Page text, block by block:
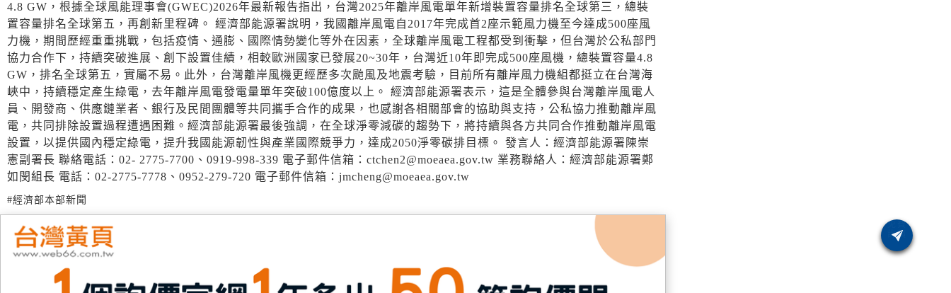
4.8 GW，根據全球風能理事會(GWEC)2026年最新報告指出，台灣2025年離岸風電單年新增裝置容量排名全球第三，總裝
置容量排名全球第五，再創新里程碑。 經濟部能源署說明，我國離岸風電自2017年完成首2座示範風力機至今達成500座風
力機，期間歷經重重挑戰，包括疫情、通膨、國際情勢變化等外在因素，全球離岸風電工程都受到衝擊，但台灣於公私部門
協力合作下，持續突破進展、創下設置佳績，相較歐洲國家已發展20~30年，台灣近10年即完成500座風機，總裝置容量4.8
GW，排名全球第五，實屬不易。此外，台灣離岸風機更經歷多次颱風及地震考驗，目前所有離岸風力機組都挺立在台灣海
峽中，持續穩定產生綠電，去年離岸風電發電量單年突破100億度以上。 經濟部能源署表示，這是全體參與台灣離岸風電人
員、開發商、供應鏈業者、銀行及民間團體等共同攜手合作的成果，也感謝各相關部會的協助與支持，公私協力推動離岸風
電，共同排除設置過程遭遇困難。經濟部能源署最後強調，在全球淨零減碳的趨勢下，將持續與各方共同合作推動離岸風電
設置，以提供國內穩定綠電，提升我國能源韌性與產業國際競爭力，達成2050淨零碳排目標。 發言人：經濟部能源署陳崇
憲副署長 聯絡電話：02- 2775-7700、0919-998-339 電子郵件信箱：ctchen2@moeaea.gov.tw 業務聯絡人：經濟部能源署鄭
如閔組長 電話：02-2775-7778、0952-279-720 電子郵件信箱：jmcheng@moeaea.gov.tw
#經濟部本部新聞